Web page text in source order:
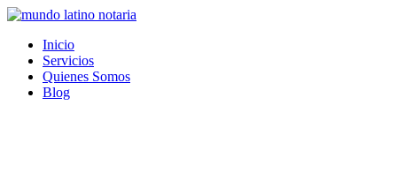
Saltar
contenido
Inicio
Servicios
Quienes Somos
Blog